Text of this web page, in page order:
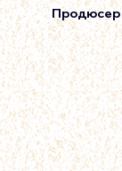
Продюсер